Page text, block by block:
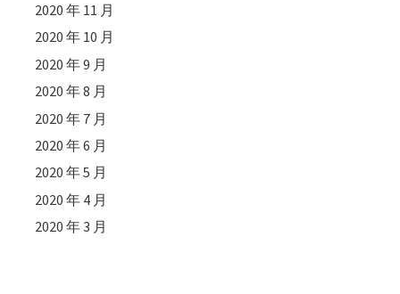
2020 年 11 月
2020 年 10 月
2020 年 9 月
2020 年 8 月
2020 年 7 月
2020 年 6 月
2020 年 5 月
2020 年 4 月
2020 年 3 月